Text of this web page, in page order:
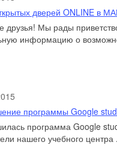
дверей ONLINE в
друзья! Мы рады
информацию о
программы Google
программа Google
нашего учебного центра